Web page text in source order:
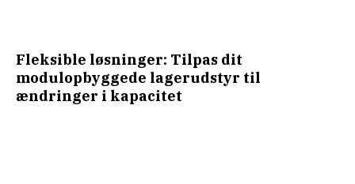
Fleksible løsninger: Tilpas dit
modulopbyggede lagerudstyr til
ændringer i kapacitet